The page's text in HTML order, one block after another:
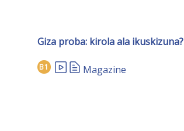
Giza proba: kirola ala ikuskizuna?
B1 Magazine